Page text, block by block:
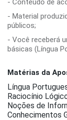
- Conteúdo de
- Material
públicos;
- Você receberá
básicas (Língua
Matérias da
Língua
Raciocínio
Noções de
Conhecimentos